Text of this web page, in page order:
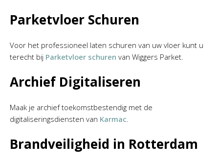
Parketvloer Schuren
Voor het professioneel laten schuren van uw vloer kunt u
terecht bij Parketvloer schuren van Wiggers Parket.
Archief Digitaliseren
Maak je archief toekomstbestendig met de
digitaliseringsdiensten van Karmac.
Brandveiligheid in Rotterdam